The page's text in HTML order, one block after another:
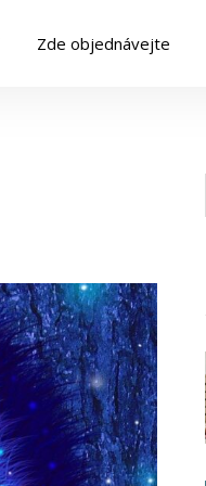
Zde objednávejte